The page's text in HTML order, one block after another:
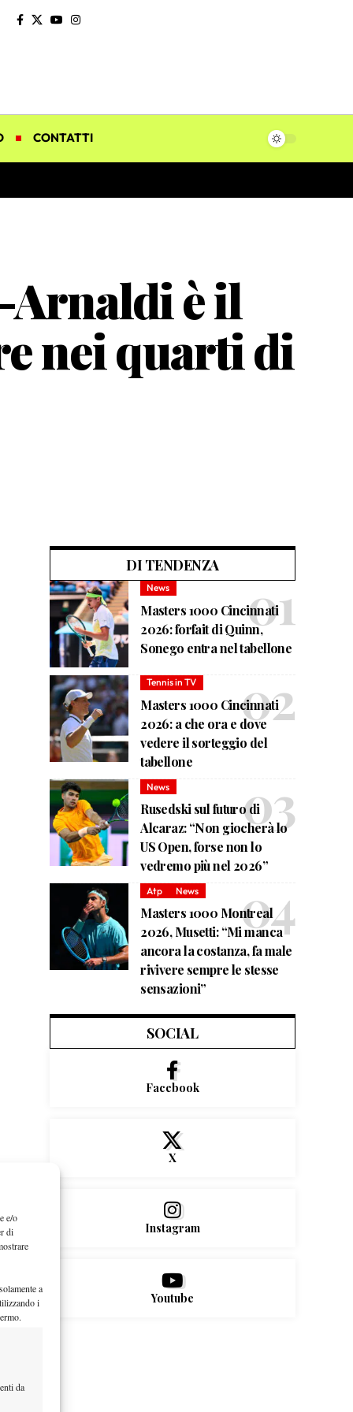
e/o
di
a
i
da
CONTATTI
Arnaldi è il
nei quarti di
DI TENDENZA
News
Masters 1000 Cincinnati
2026: forfait di Quinn,
Sonego entra nel tabellone
Tennis in TV
Masters 1000 Cincinnati
2026: a che ora e dove
vedere il sorteggio del
tabellone
News
Rusedski sul futuro di
Alcaraz: “Non giocherà lo
US Open, forse non lo
vedremo più nel 2026”
Atp News
Masters 1000 Montreal
2026, Musetti: “Mi manca
ancora la costanza, fa male
rivivere sempre le stesse
sensazioni”
SOCIAL
Facebook
X
Instagram
Youtube